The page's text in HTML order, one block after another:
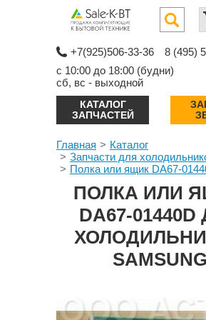
+7(925)506-33-36
8 (495)
с 10:00 до 18:00 (будни)
сб, вс - выходной
КАТАЛОГ
ЗАПЧАСТЕЙ
Главная
Каталог
Запчасти для
Полка или ящик DA67-
ПОЛКА ИЛИ
DA67-
SAMSUNG